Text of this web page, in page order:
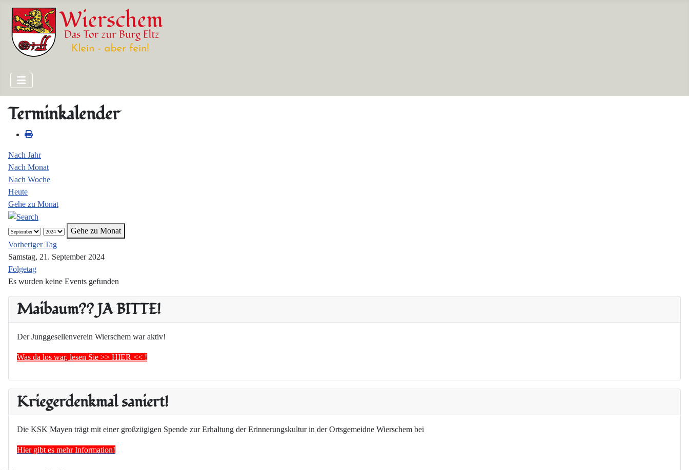
Maibaum?? JA BITTE!
Der Junggesellenverein Wierschem war aktiv!
Was da los war, lesen Sie >> HIER << !
Kriegerdenkmal saniert!
Die KSK Mayen trägt mit einer großzügigen Spende zur Erhaltung der Erinnerungskultur in der Ortsgemeidne Wierschem bei
Hier gibt es mehr Information!
Terminkalender
Nach Jahr
Nach Monat
Nach Woche
Heute
Gehe zu Monat
Gehe zu Monat
Vorheriger Tag
Samstag, 21. September 2024
Folgetag
Es wurden keine Events gefunden